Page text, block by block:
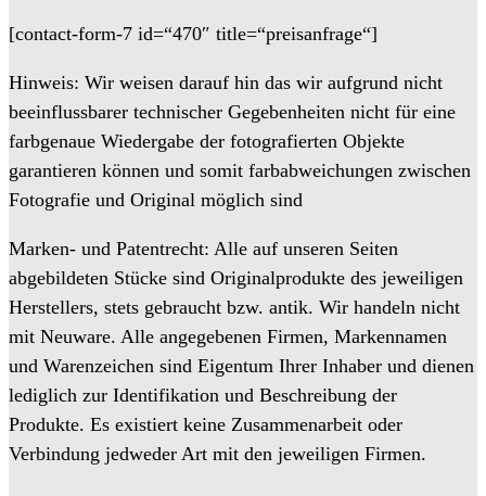
[contact-form-7 id=“470″ title=“preisanfrage“]
Hinweis: Wir weisen darauf hin das wir aufgrund nicht
beeinflussbarer technischer Gegebenheiten nicht für eine
farbgenaue Wiedergabe der fotografierten Objekte
garantieren können und somit farbabweichungen zwischen
Fotografie und Original möglich sind
Marken- und Patentrecht: Alle auf unseren Seiten
abgebildeten Stücke sind Originalprodukte des jeweiligen
Herstellers, stets gebraucht bzw. antik. Wir handeln nicht
mit Neuware. Alle angegebenen Firmen, Markennamen
und Warenzeichen sind Eigentum Ihrer Inhaber und dienen
lediglich zur Identifikation und Beschreibung der
Produkte. Es existiert keine Zusammenarbeit oder
Verbindung jedweder Art mit den jeweiligen Firmen.